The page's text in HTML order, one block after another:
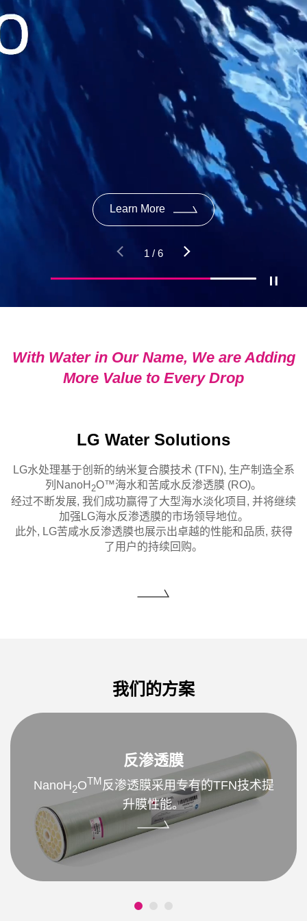
Learn More
1 / 6
With Water in Our Name, WeareAdding
More Value to Every Drop
LG Water Solutions
LG水处理基于创新的纳米复合膜技术 (TFN), 生产制造全系
列NanoH 2O™海水和苦咸水反渗透膜 (RO)。
经过不断发展, 我们成功赢得了大型海水淡化项目, 并将继续
加强LG海水反渗透膜的市场领导地位。
此外, LG苦咸水反渗透膜也展示出卓越的性能和品质, 获得
了用户的持续回购。
我们的方案
反渗透膜
NanoH2O TM 反渗透膜采用专有的TFN技术提
升膜性能。